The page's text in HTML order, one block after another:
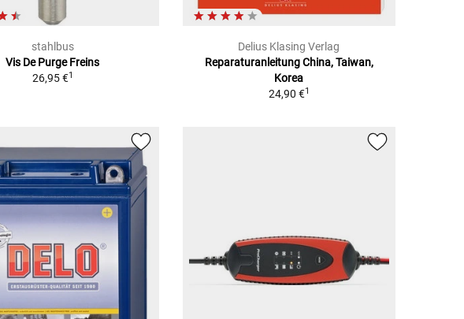
stahlbus
Vis De Purge Freins
26,95 €1
Delius Klasing Verlag
Reparaturanleitung China, Taiwan,
Korea
24,90 €1